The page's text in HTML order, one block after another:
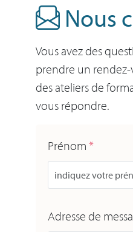
Nous
Vous avez des
prendre un
des ateliers de
vous répondre.
Prénom *
Adresse de